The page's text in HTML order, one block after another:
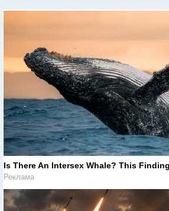
Is There An Intersex Whale? This
Реклама